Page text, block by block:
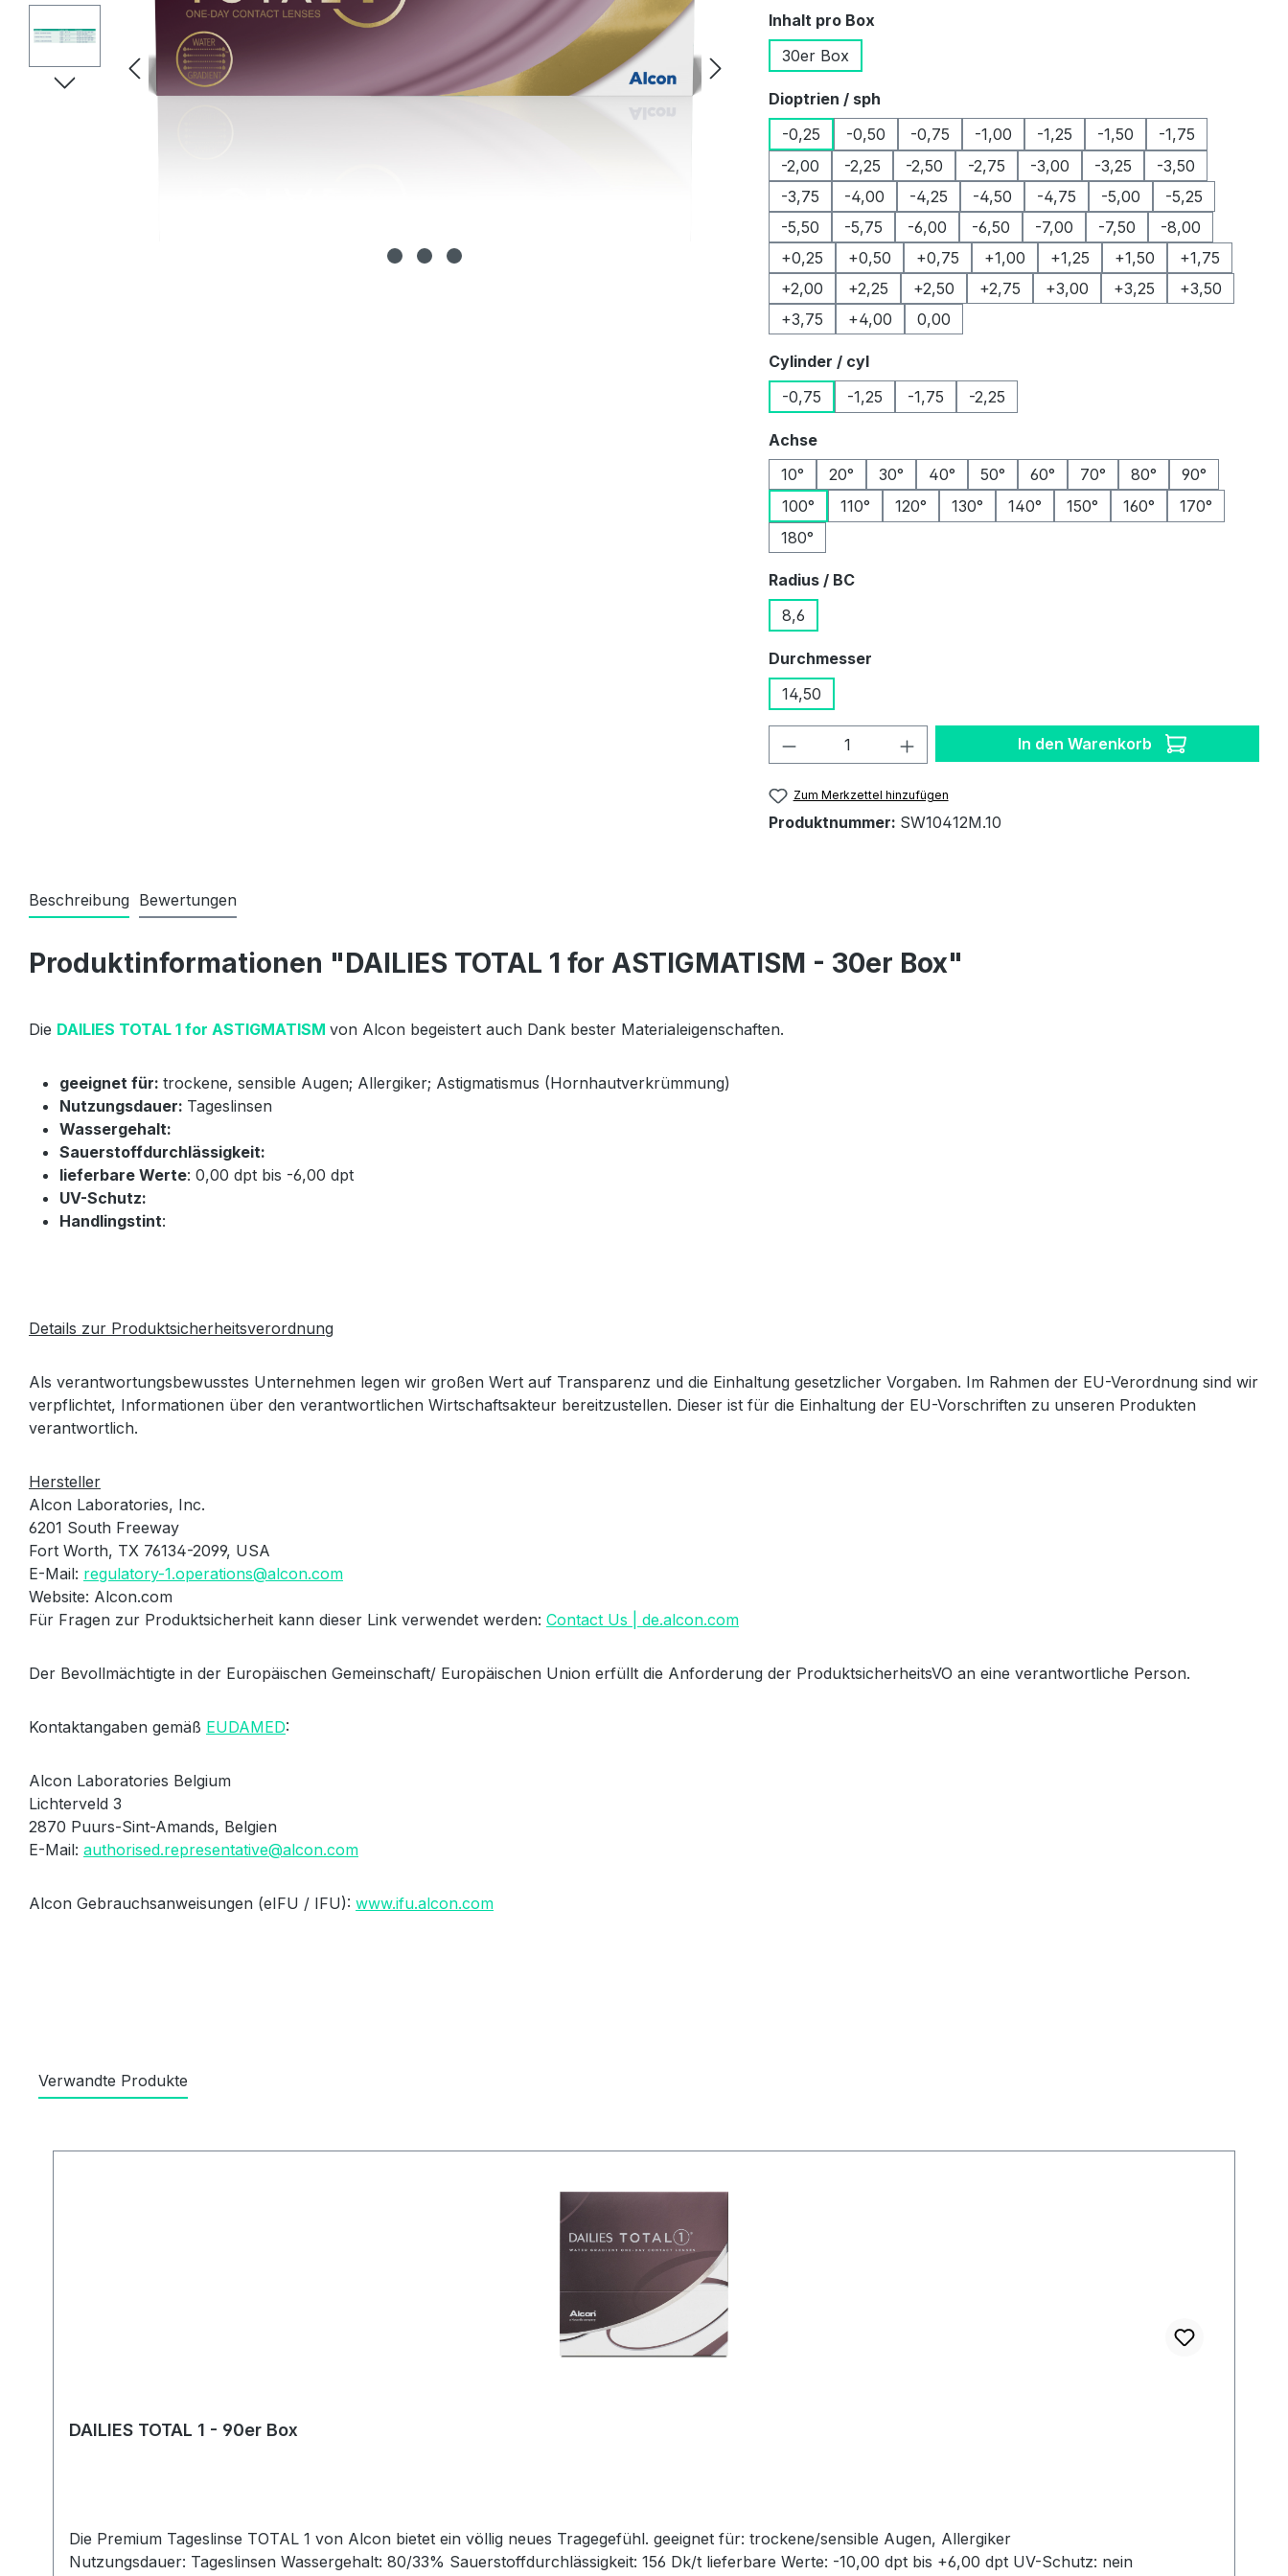
Inhalt pro Box
30er Box
Dioptrien / sph
-0,25
-0,50 -0,75 -1,00 -1,25 -1,50
-1,75
-2,00
-2,25 -2,50 -2,75 -3,00 -3,25
-3,50
-3,75
-4,00 -4,25 -4,50 -4,75 -5,00
-5,25
-5,50
-5,75 -6,00 -6,50 -7,00 -7,50
-8,00
+0,25
+0,50 +0,75 +1,00 +1,25 +1,50
+1,75
+2,00
+2,25 +2,50 +2,75 +3,00 +3,25
+3,50
+3,75
+4,00 0,00
Cylinder / cylauswählen
-0,75
-1,25 -1,75 -2,25
Achseauswählen
10°
20° 30° 40° 50° 60° 70° 80°
90°
100°
110° 120° 130° 140° 150° 160°
170°
180°
Radius / BCauswählen
8,6
Durchmesser
14,50
Produkt Anzahl: Gib den gewünschten Wert
In den Warenkorb
Zum Merkzettel hinzufügen
Produktnummer: SW10412M.10
Beschreibung Bewertungen
Produktinformationen "DAILIES TOTAL 1 for ASTIGMATISM - 30er Box"
Die DAILIES TOTAL 1 for ASTIGMATISM von Alcon begeistert auch Dank bester Materialeigenschaften.
geeignet für: trockene, sensible Augen; Allergiker; Astigmatismus (Hornhautverkrümmung)
Nutzungsdauer: Tageslinsen
Wassergehalt:
Sauerstoffdurchlässigkeit:
lieferbare Werte: 0,00 dpt bis -6,00 dpt
UV-Schutz:
Handlingstint:
Details zur Produktsicherheitsverordnung
Als verantwortungsbewusstes Unternehmen legen wir großen Wert auf Transparenz und die Einhaltung gesetzlicher Vorgaben. Im Rahmen der EU-Verordnung sind wir
verpflichtet, Informationen über den verantwortlichen Wirtschaftsakteur bereitzustellen. Dieser ist für die Einhaltung der EU-Vorschriften zu unseren Produkten
verantwortlich.
Hersteller
Alcon Laboratories, Inc.
6201 South Freeway
Fort Worth, TX 76134-2099, USA
E-Mail: regulatory-1.operations@alcon.com
Website: Alcon.com
Für Fragen zur Produktsicherheit kann dieser Link verwendet werden: Contact Us | de.alcon.com
Der Bevollmächtigte in der Europäischen Gemeinschaft/ Europäischen Union erfüllt die Anforderung der ProduktsicherheitsVO an eine verantwortliche Person.
Kontaktangaben gemäß EUDAMED:
Alcon Laboratories Belgium
Lichterveld 3
2870 Puurs-Sint-Amands, Belgien
E-Mail: authorised.representative@alcon.com
Alcon Gebrauchsanweisungen (eIFU / IFU): www.ifu.alcon.com
Verwandte Produkte
DAILIES TOTAL 1 - 90er Box
Die Premium Tageslinse TOTAL 1 von Alcon bietet ein völlig neues Tragegefühl. geeignet für: trockene/sensible Augen, Allergiker
Nutzungsdauer: Tageslinsen Wassergehalt: 80/33% Sauerstoffdurchlässigkeit: 156 Dk/t lieferbare Werte: -10,00 dpt bis +6,00 dpt UV-Schutz: nein